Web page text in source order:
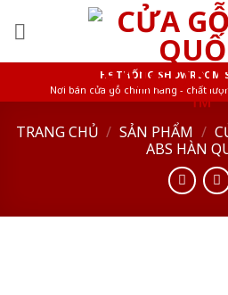
HỆ THỐNG SHOWROOM
Nơi bán cửa gỗ chính hãng - chất
TRANG CHỦ / SẢN PHẨM /
ABS HÀN